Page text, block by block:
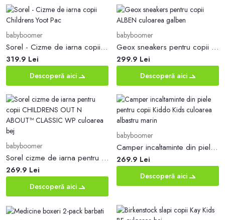
babyboomer
Sorel - Cizme de iarna copii Childrens Yoot Pac
319.9 Lei
Descoperă aici
babyboomer
Geox sneakers pentru copii ALBEN culoarea galben
299.9 Lei
Descoperă aici
babyboomer
Sorel cizme de iarna pentru copii CHILDRENS OUT N ABOUT™ CLASSIC WP culoarea bej
269.9 Lei
Descoperă aici
babyboomer
Camper incaltaminte din piele pentru copii Kiddo Kids culoarea albastru marin
269.9 Lei
Descoperă aici